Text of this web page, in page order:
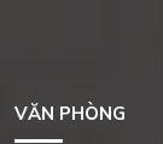
VĂN PHÒNG